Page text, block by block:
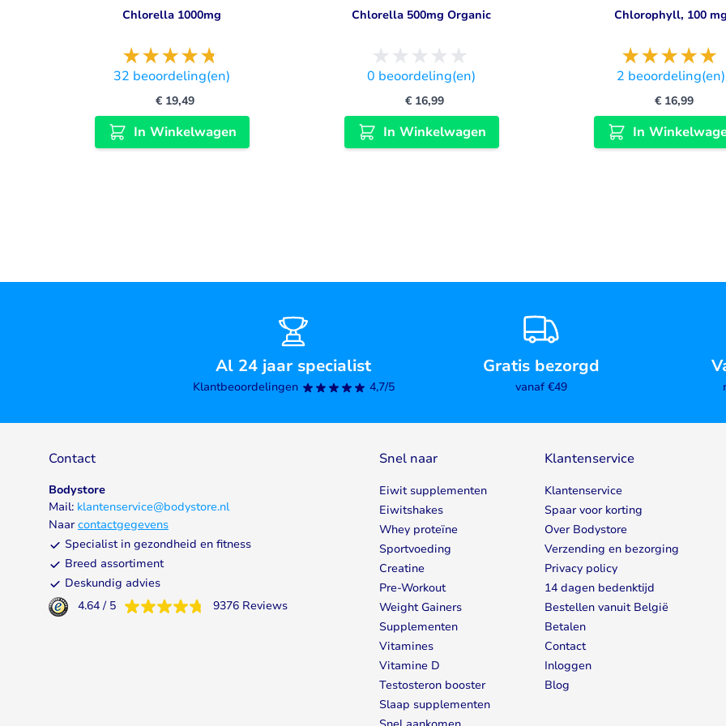
Chlorella 1000mg
32 beoordeling(en)
€ 19,49
In Winkelwagen
Chlorella 500mg Organic
0 beoordeling(en)
€ 16,99
In Winkelwagen
Chlorophyll, 100
2 beoordeling(en)
€ 16,99
In
Al 24 jaar specialist
Klantbeoordelingen 4,7/5
Gratis bezorgd
vanaf €49
Contact
Bodystore
Mail: klantenservice@bodystore.nl
Naarcontactgegevens
Specialist in gezondheid en fitness
Breed assortiment
Deskundig advies
4.64 / 5 9376 Reviews
Snel naar
Eiwit supplementen
Eiwitshakes
Whey proteïne
Sportvoeding
Creatine
Pre-Workout
Weight Gainers
Supplementen
Vitamines
Vitamine D
Testosteron booster
Slaap supplementen
Klantenservice
Klantenservice
Spaar voor korting
Over Bodystore
Verzending en bezorging
Privacy policy
14 dagen bedenktijd
Bestellen vanuit België
Betalen
Contact
Inloggen
Blog